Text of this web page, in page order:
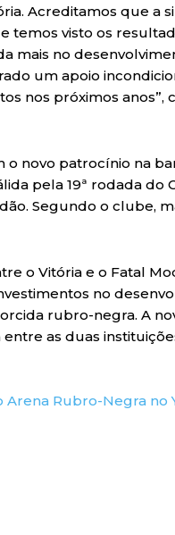
Acreditamos que a
temos visto os
mais no
um apoio
nos próximos
o novo patrocínio na
pela 19ª rodada
Segundo o clube,
o Vitória e o Fatal
no
rubro-negra. A
as duas
Arena Rubro-Negra no